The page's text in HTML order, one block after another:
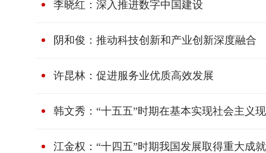
李晓红：深入推进数字中国建设
阴和俊：推动科技创新和产业创新深度融合
许昆林：促进服务业优质高效发展
韩文秀：“十五五”时期在基本实现社会主义
江金权：“十四五”时期我国发展取得重大成就